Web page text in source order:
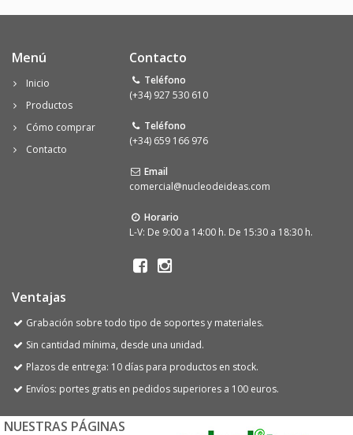
Menú
Inicio
Productos
Cómo comprar
Contacto
Contacto
Teléfono
(+34) 927 530 610
Teléfono
(+34) 659 166 976
Email
comercial@nucleodeideas.com
Horario
L-V: De 9:00 a 14:00 h. De 15:30 a 18:30 h.
Ventajas
Grabación sobre todo tipo de soportes y materiales.
Sin cantidad mínima, desde una unidad.
Plazos de entrega: 10 días para productos en stock.
Envíos: portes gratis en pedidos superiores a 100 euros.
NUESTRAS PÁGINAS